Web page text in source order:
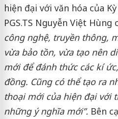
hiện đại với văn hóa của
PGS.TS Nguyễn Việt Hùng
công nghệ, truyền thông,
vừa bảo tồn, vừa tạo nên
mới để đánh thức các kí
đồng. Cũng có thể tạo ra
thoại mới của hiện đại với
những ý nghĩa mới”. Bên